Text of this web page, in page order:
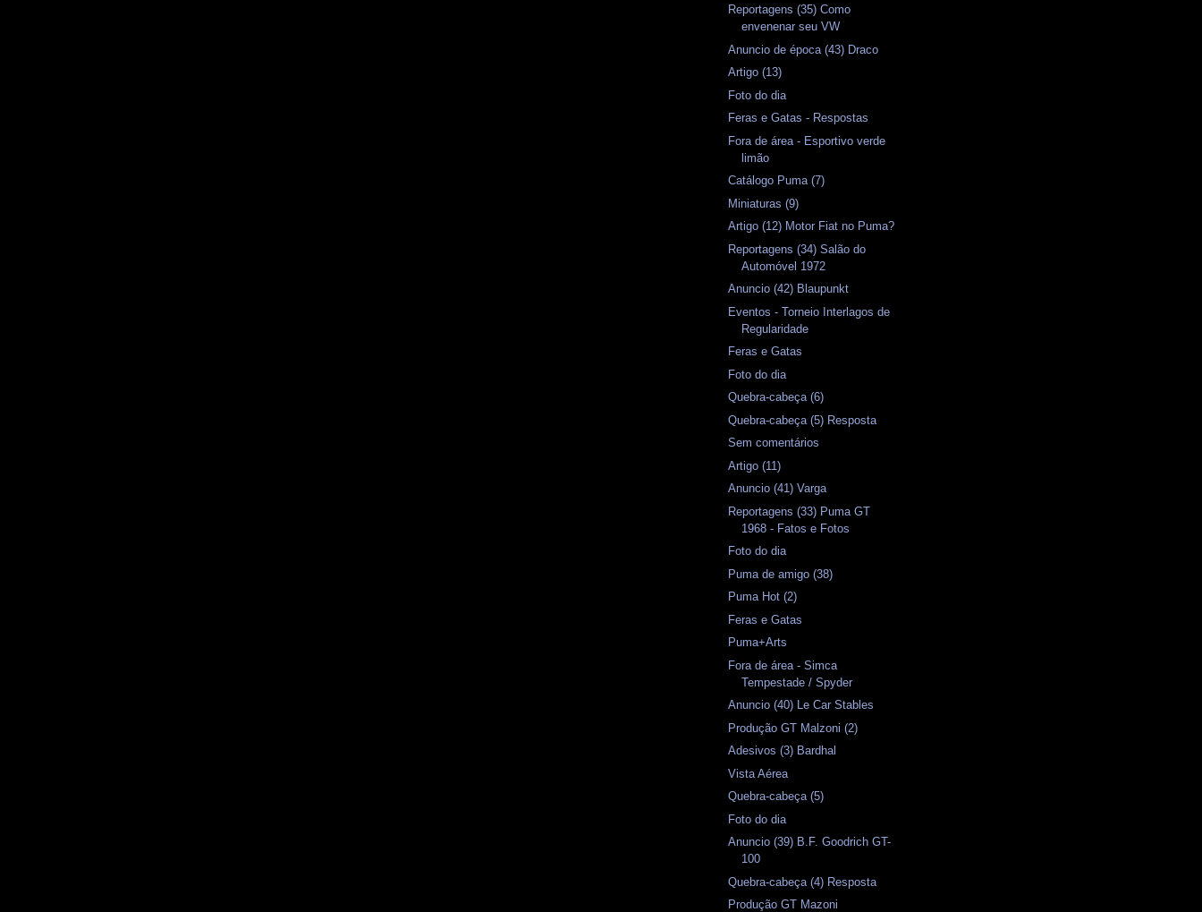
Reportagens (35) Como
envenenar seu VW
Anuncio de época (43) Draco
Artigo (13)
Foto do dia
Feras e Gatas - Respostas
Fora de área - Esportivo verde
limão
Catálogo Puma (7)
Miniaturas (9)
Artigo (12) Motor Fiat no Puma?
Reportagens (34) Salão do
Automóvel 1972
Anuncio (42) Blaupunkt
Eventos - Torneio Interlagos de
Regularidade
Feras e Gatas
Foto do dia
Quebra-cabeça (6)
Quebra-cabeça (5) Resposta
Sem comentários
Artigo (11)
Anuncio (41) Varga
Reportagens (33) Puma GT
1968 - Fatos e Fotos
Foto do dia
Puma de amigo (38)
Puma Hot (2)
Feras e Gatas
Puma+Arts
Fora de área - Simca
Tempestade / Spyder
Anuncio (40) Le Car Stables
Produção GT Malzoni (2)
Adesivos (3) Bardhal
Vista Aérea
Quebra-cabeça (5)
Foto do dia
Anuncio (39) B.F. Goodrich GT-
100
Quebra-cabeça (4) Resposta
Produção GT Mazoni